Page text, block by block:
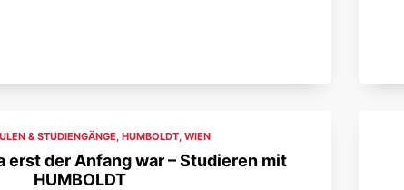
& STUDIENGÄNGE, HUMBOLDT, WIEN
erst der Anfang war – Studieren mit
HUMBOLDT